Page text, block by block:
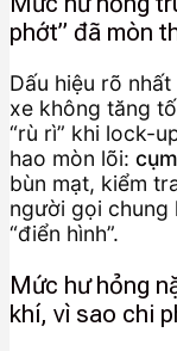
phớt” đã mòn
Dấu hiệu rõ nhất
xe không tăng
“rù rì” khi lock-
hao mòn lõi:
bùn mạt, kiểm
người gọi chung
“điển hình”.
Mức hư hỏng
khí, vì sao chi